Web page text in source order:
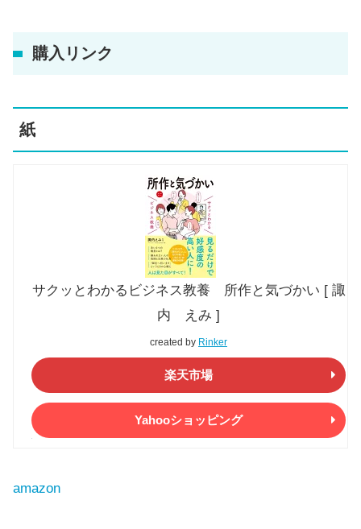
購入リンク
紙
サクッとわかるビジネス教養 所作と気づかい [ 諏
内 えみ ]
created by Rinker
楽天市場
Yahooショッピング
amazon